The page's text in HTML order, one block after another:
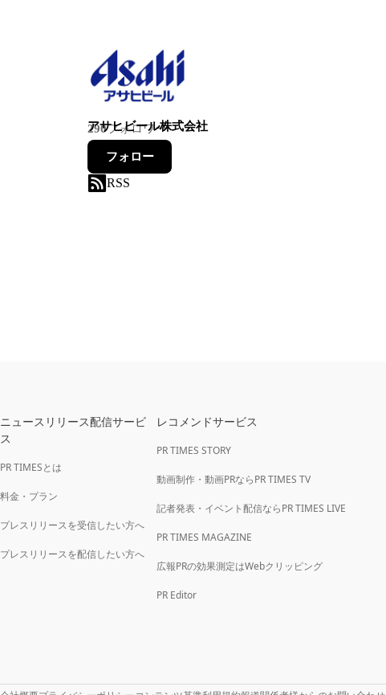
アサヒビール株式会社
290フォロワー
フォロー
RSS
ニュースリリース配信サービ
ス
PR TIMESとは
料金・プラン
プレスリリースを受信したい方へ
プレスリリースを配信したい方へ
レコメンドサービス
PR TIMES STORY
動画制作・動画PRならPR TIMES TV
記者発表・イベント配信ならPR TIMES LIVE
PR TIMES MAGAZINE
広報PRの効果測定はWebクリッピング
PR Editor